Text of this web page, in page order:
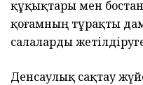
құқықтары мен
қоғамның тұрақты
салаларды
Денсаулық сақтау